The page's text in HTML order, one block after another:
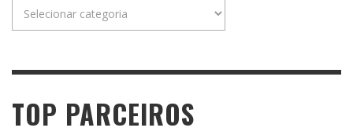
TOP PARCEIROS